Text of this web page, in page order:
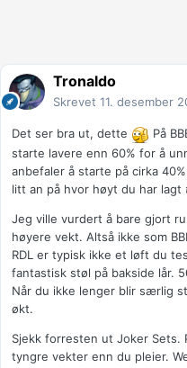
Tronaldo
Skrevet 11. desember
Det ser bra ut, dette
På
starte lavere enn 60% for å
anbefaler å starte på cirka
litt an på hvor høyt du har lagt
Jeg ville vurdert å bare gjort
høyere vekt. Altså ikke som
RDL er typisk ikke et løft du
fantastisk støl på bakside lår.
Når du ikke lenger blir særlig
økt.
Sjekk forresten ut Joker Sets.
tyngre vekter enn du pleier.